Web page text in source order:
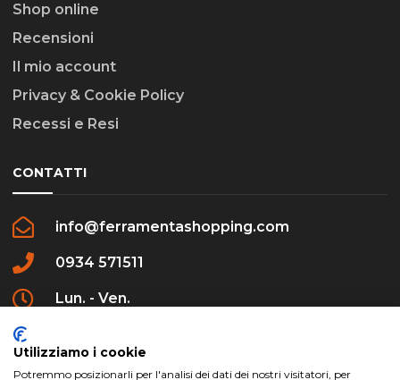
Shop online
Recensioni
Il mio account
Privacy & Cookie Policy
Recessi e Resi
CONTATTI
info@ferramentashopping.com
0934 571511
Lun. - Ven.
Utilizziamo i cookie
Potremmo posizionarli per l'analisi dei dati dei nostri visitatori, per